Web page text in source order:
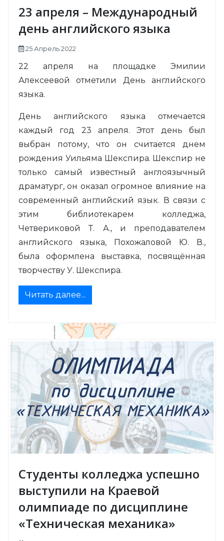
23 апреля – Международный
день английского языка
25 Апрель 2022
22 апреля на площадке Эмилии
Алексеевой отметили День английского
языка.
День английского языка отмечается
каждый год 23 апреля. Этот день был
выбран потому, что он считается днем
рождения Уильяма Шекспира. Шекспир не
только самый известный англоязычный
драматург, он оказал огромное влияние на
современный английский язык. В связи с
этим библиотекарем колледжа,
Четвериковой Т. А., и преподавателем
английского языка, Похожаловой Ю. В.,
была оформлена выставка, посвящённая
творчеству У. Шекспира.
Читать далее...
Студенты колледжа успешно
выступили на Краевой
олимпиаде по дисциплине
«Техническая механика»